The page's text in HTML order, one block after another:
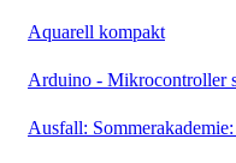
Aquarell kompakt
Arduino - Mikrocontroller
Ausfall: